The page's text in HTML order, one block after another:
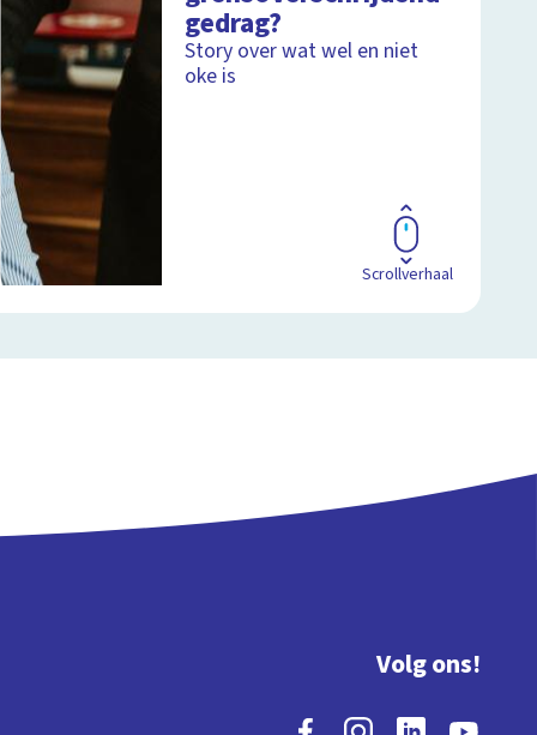
gedrag?
Story over wat wel en niet
oke is
Scrollverhaal
Volg ons!